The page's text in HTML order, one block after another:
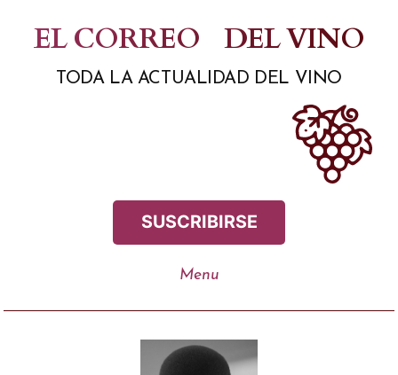
contenido
EL CORREO DEL VINO
TODA LA ACTUALIDAD DEL VINO
SUSCRIBIRSE